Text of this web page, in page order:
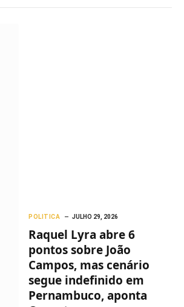
POLITICA JULHO 29, 2026
Raquel Lyra abre 6
pontos sobre João
Campos, mas cenário
segue indefinido em
Pernambuco, aponta